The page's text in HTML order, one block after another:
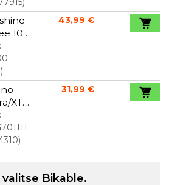
100
)
43,99 €
XT
)
31,99 €
Bikable.